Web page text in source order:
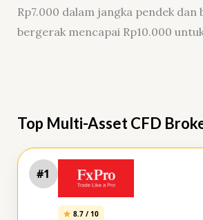
Rp7.000 dalam jangka pendek dan
bergerak mencapai Rp10.000
Top Multi-Asset CFD
#1
8.7 / 10